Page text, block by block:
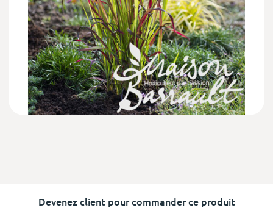
Devenez client pour commander ce produit